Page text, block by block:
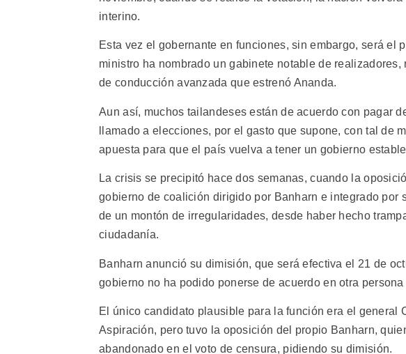
interino.
Esta vez el gobernante en funciones, sin embargo, será el
ministro ha nombrado un gabinete notable de
de conducción avanzada que estrenó Ananda.
Aun así, muchos tailandeses están de acuerdo con pagar
llamado a elecciones, por el gasto que supone, con tal de
apuesta para que el país vuelva a tener un gobierno
La crisis se precipitó hace dos semanas, cuando la
gobierno de coalición dirigido por Banharn e integrado por
de un montón de irregularidades, desde haber hecho
ciudadanía.
Banharn anunció su dimisión, que será efectiva el 21 de
gobierno no ha podido ponerse de acuerdo en otra
El único candidato plausible para la función era el general
Aspiración, pero tuvo la oposición del propio Banharn,
abandonado en el voto de censura, pidiendo su dimisión.